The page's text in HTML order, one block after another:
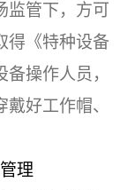
管下，方可
得《特种设备
操作人员，
好工作帽、
理